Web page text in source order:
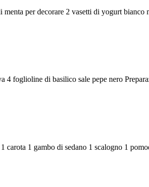
per decorare 2 vasetti di yogurt bianco
foglioline di basilico sale pepe nero
1 gambo di sedano 1 scalogno 1